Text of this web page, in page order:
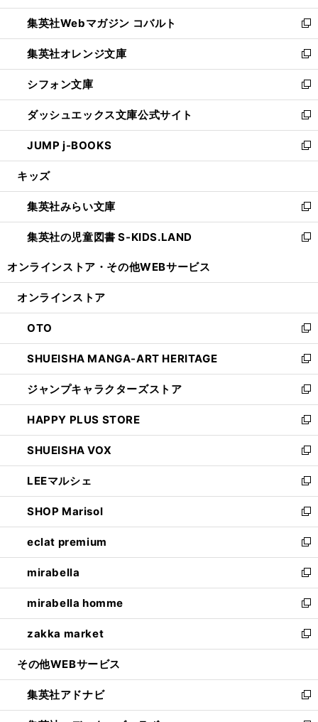
開
く
ウ
で
開
く
ン
ド
ウ
で
開
く
ウ
ィ
ン
ド
ウ
で
開
く
集英社Webマガジン コバルト
新
し
い
ウ
ィ
ン
ド
ウ
で
開
集英社オレンジ文庫
新
し
い
ウ
ィ
ン
ド
ウ
開
く
シフォン文庫
新
し
い
ウ
ィ
ン
ウ
で
開
く
ダッシュエックス文庫公式サイト
新
し
い
ウ
ン
ド
ウ
で
JUMP j-BOOKS
新
し
ウ
ィ
ン
ド
開
キッズ
集英社みらい文庫
新
し
い
ン
ウ
で
開
く
集英社の児童図書 S-KIDS.LAND
新
ウ
ン
ド
ウ
で
開
く
オンラインストア・ その他WEBサービス
オンラインストア
OTO
新
し
い
ウ
ィ
ン
ド
ウ
で
開
く
SHUEISHA MANGA-ART HERITAGE
新
し
い
ウ
ィ
ン
ド
ウ
で
開
く
ジャンプキャラクターズストア
新
し
い
ウ
ィ
ン
ド
ウ
で
開
く
HAPPY PLUS STORE
新
し
い
ウ
ィ
ン
ド
ウ
で
開
く
SHUEISHA VOX
新
し
い
ウ
ィ
ン
ド
ウ
で
開
く
LEEマルシェ
新
し
い
ウ
ィ
ン
ド
ウ
で
開
く
SHOP Marisol
新
し
い
ウ
ィ
ン
ド
ウ
で
開
eclat premium
新
し
い
ウ
ィ
ン
ド
ウ
開
く
mirabella
新
し
い
ウ
ィ
ン
ウ
で
開
mirabella homme
新
し
い
ウ
ン
ド
ウ
zakka market
新
し
ウ
ィ
ン
その他WEBサービス
集英社アドナビ
新
し